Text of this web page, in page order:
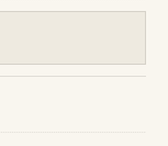
ます。
具体的手続